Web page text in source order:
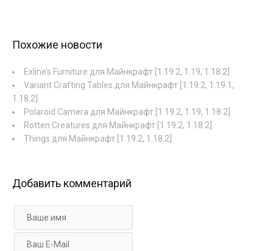
Похожие новости
Exline’s Furniture для Майнкрафт [1.19.2, 1.19, 1.18.2]
Variant Crafting Tables для Майнкрафт [1.19.2, 1.19.1,
1.18.2]
Polaroid Camera для Майнкрафт [1.19.2, 1.19, 1.18.2]
Rotten Creatures для Майнкрафт [1.19.2, 1.18.2]
Things для Майнкрафт [1.19.2, 1.18.2]
Добавить комментарий